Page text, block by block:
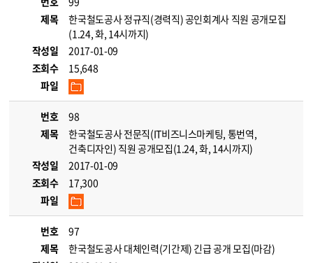
제목
한국철도공사 정규직(경력직) 공인회계사 직원 공개모집
(1.24, 화, 14시까지)
작성일
2017-01-09
조회수
15,648
파일
번호
98
제목
한국철도공사 전문직(IT비즈니스마케팅, 통번역,
건축디자인) 직원 공개모집(1.24, 화, 14시까지)
작성일
2017-01-09
조회수
17,300
파일
번호
97
제목
한국철도공사 대체인력(기간제) 긴급 공개 모집(마감)